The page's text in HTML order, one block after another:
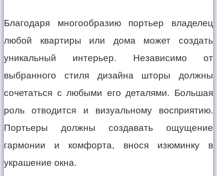
Благодаря многообразию портьер владелец
любой квартиры или дома может создать
уникальный интерьер. Независимо от
выбранного стиля дизайна шторы должны
сочетаться с любыми его деталями. Большая
роль отводится и визуальному восприятию.
Портьеры должны создавать ощущение
гармонии и комфорта, внося изюминку в
украшение окна.